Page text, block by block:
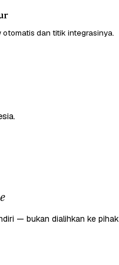
dan titik integrasinya.
— bukan dialihkan ke pihak